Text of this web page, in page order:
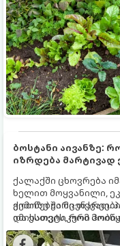
ბოსტანი აივანზე:
იზრდება მარტივად
ქალაქში ცხოვრება
ხელით მოყვანილი,
გემოზე უარი თქვათ.
იმისათვის, რომ
ყოველდღიურად
ბოსტნეულს
ქოთნებში
და ესთეტიკური
კულტურები
და როგორ მოუაროთ